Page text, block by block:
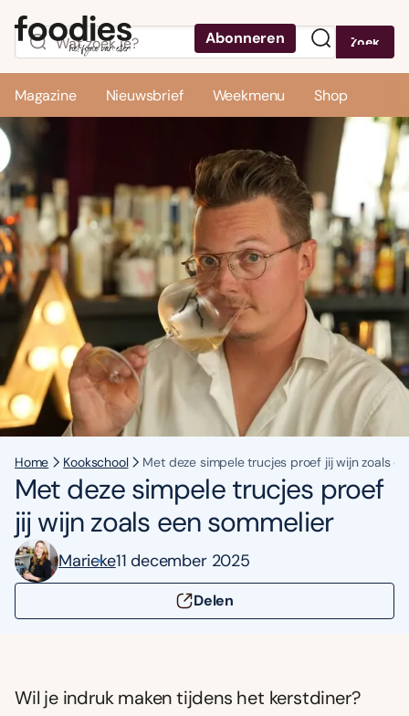
Abonneren Zoek
Magazine Nieuwsbrief Weekmenu Shop
Home Kookschool Met deze simpele trucjes proef jij wijn zoals
Met deze simpele trucjes proef
jij wijn zoals een sommelier
Marieke11 december 2025
Delen
Wil je indruk maken tijdens het kerstdiner?